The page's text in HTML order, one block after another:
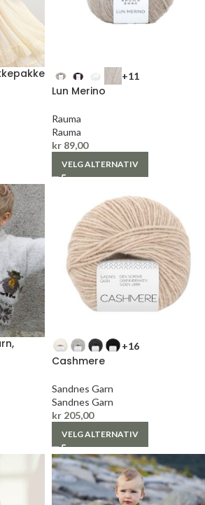
+11
Lun Merino
Rauma
Rauma
kr 89,00
VELG ALTERNATIV
+16
Cashmere
Sandnes Garn
Sandnes Garn
kr 205,00
VELG ALTERNATIV